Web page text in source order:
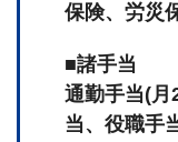
保険、労災
■諸手当
通勤手当(月
当、役職手